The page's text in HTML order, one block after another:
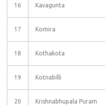
16 Kavagunta
17 Komira
18 Kothakota
19 Kotnabilli
20
Krishnabhupala Puram